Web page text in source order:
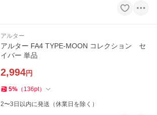
アルター
アルター FA4 TYPE-MOON コレクション セ
イバー 単品
2,994円
5% （ 136pt）
2〜3日以内に発送（休業日を除く）